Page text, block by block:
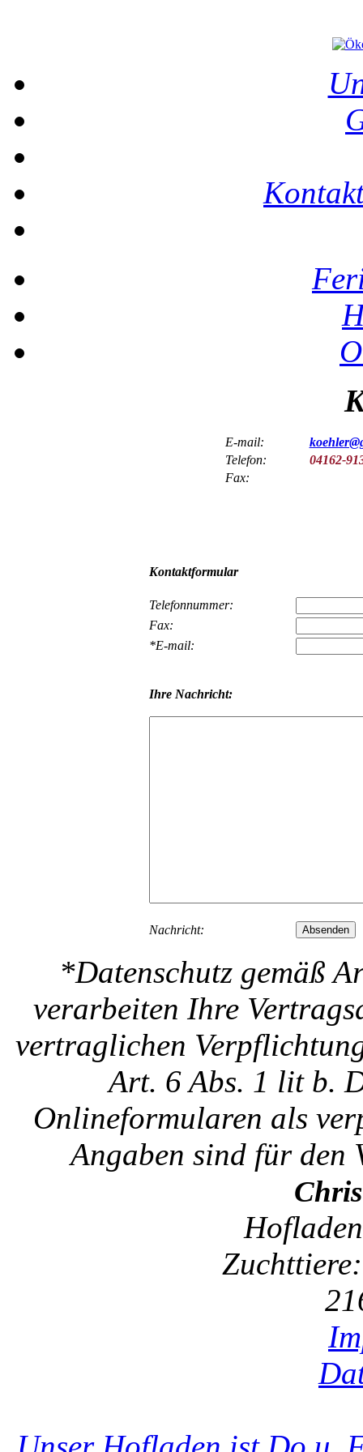
E-mail:
Telefon:
04162-
Fax:
Kontaktformular
Telefonnummer:
Fax:
*E-mail:
Ihre Nachricht:
Nachricht:
*Datenschutz gemäß
verarbeiten Ihre
vertraglichen
Art. 6 Abs. 1 lit b.
Onlineformularen als
Angaben sind für den